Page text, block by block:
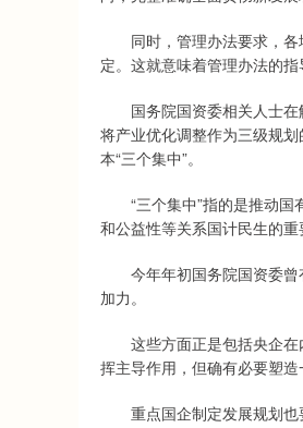
同时，管理办法要求，各
定。这就意味着管理办法的
国务院国资委相关人士在
将产业优化调整作为三级规
本“三个集中”。
“三个集中”指的是推动国
和公益性等关系国计民生的重
今年年初国务院国资委曾
加力。
这些方面正是包括央企在
挥主导作用，但确有必要塑
重点国企制定发展规划也
深证成指